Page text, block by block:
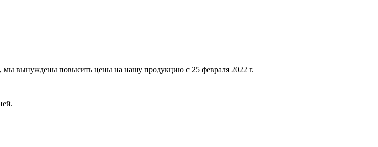
мы вынуждены повысить цены на нашу продукцию с 25 февраля 2022 г.